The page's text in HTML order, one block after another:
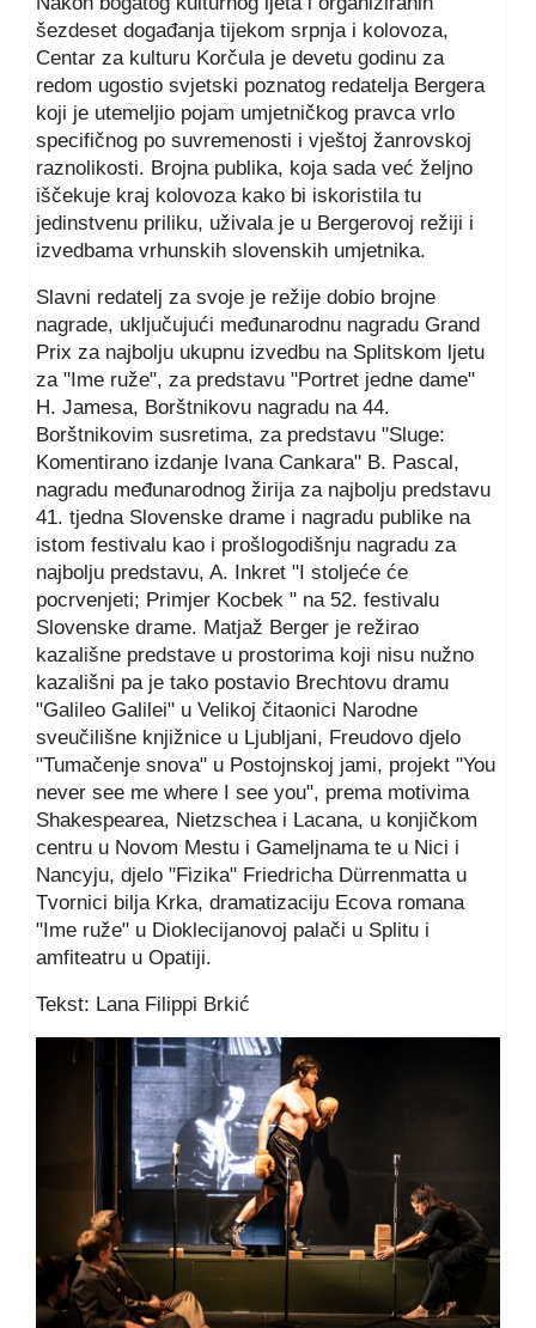
šezdeset događanja tijekom srpnja i kolovoza,
Centar za kulturu Korčula je devetu godinu za
redom ugostio svjetski poznatog redatelja Bergera
koji je utemeljio pojam umjetničkog pravca vrlo
specifičnog po suvremenosti i vještoj žanrovskoj
raznolikosti. Brojna publika, koja sada već željno
iščekuje kraj kolovoza kako bi iskoristila tu
jedinstvenu priliku, uživala je u Bergerovoj režiji i
izvedbama vrhunskih slovenskih umjetnika.
Slavni redatelj za svoje je režije dobio brojne
nagrade, uključujući međunarodnu nagradu Grand
Prix za najbolju ukupnu izvedbu na Splitskom ljetu
za "Ime ruže", za predstavu "Portret jedne dame"
H. Jamesa, Borštnikovu nagradu na 44.
Borštnikovim susretima, za predstavu "Sluge:
Komentirano izdanje Ivana Cankara" B. Pascal,
nagradu međunarodnog žirija za najbolju predstavu
41. tjedna Slovenske drame i nagradu publike na
istom festivalu kao i prošlogodišnju nagradu za
najbolju predstavu, A. Inkret "I stoljeće će
pocrvenjeti; Primjer Kocbek " na 52. festivalu
Slovenske drame. Matjaž Berger je režirao
kazališne predstave u prostorima koji nisu nužno
kazališni pa je tako postavio Brechtovu dramu
"Galileo Galilei" u Velikoj čitaonici Narodne
sveučilišne knjižnice u Ljubljani, Freudovo djelo
"Tumačenje snova" u Postojnskoj jami, projekt "You
never see me where I see you", prema motivima
Shakespearea, Nietzschea i Lacana, u konjičkom
centru u Novom Mestu i Gameljnama te u Nici i
Nancyju, djelo "Fizika" Friedricha Dürrenmatta u
Tvornici bilja Krka, dramatizaciju Ecova romana
"Ime ruže" u Dioklecijanovoj palači u Splitu i
amfiteatru u Opatiji.
Tekst: Lana Filippi Brkić